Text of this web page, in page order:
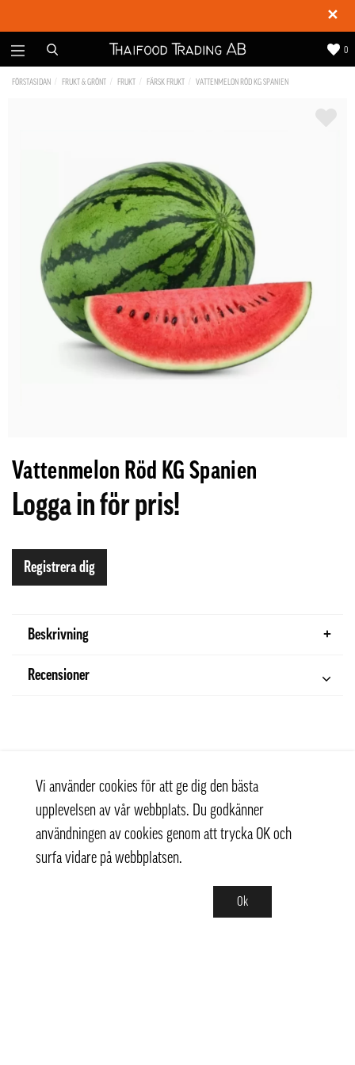
✕
0
FÖRSTASIDAN FRUKT & GRÖNT FRUKT FÄRSK FRUKT VATTENMELON RÖD KG SPANIEN
Vattenmelon Röd KG Spanien
Logga in för pris!
Registrera dig
Beskrivning
Recensioner
Vi använder cookies för att ge dig den bästa
upplevelsen av vår webbplats. Du godkänner
användningen av cookies genom att trycka OK och
surfa vidare på webbplatsen.
Ok